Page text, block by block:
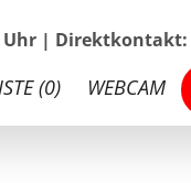
Uhr | Direktkontakt:
(0) WEBCAM